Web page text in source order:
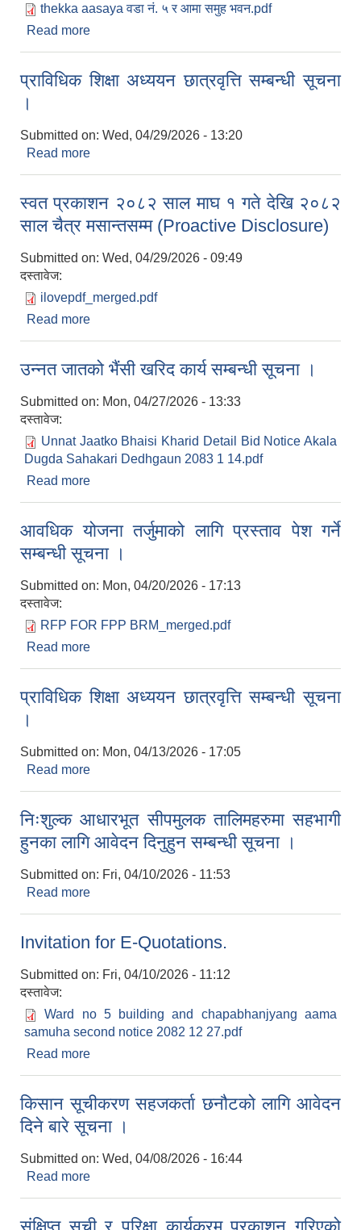
thekka aasaya वडा नं. ५ र आमा समुह भवन.pdf
Read more
प्राविधिक शिक्षा अध्ययन छात्रवृत्ति सम्बन्धी सूचना
।
Submitted on: Wed, 04/29/2026 - 13:20
Read more
स्वत प्रकाशन २०८२ साल माघ १ गते देखि २०८२
साल चैत्र मसान्तसम्म (Proactive Disclosure)
Submitted on: Wed, 04/29/2026 - 09:49
दस्तावेज:
ilovepdf_merged.pdf
Read more
उन्नत जातको भैंसी खरिद कार्य सम्बन्धी सूचना ।
Submitted on: Mon, 04/27/2026 - 13:33
दस्तावेज:
Unnat Jaatko Bhaisi Kharid Detail Bid Notice Akala
Dugda Sahakari Dedhgaun 2083 1 14.pdf
Read more
आवधिक योजना तर्जुमाको लागि प्रस्ताव पेश गर्ने
सम्बन्धी सूचना ।
Submitted on: Mon, 04/20/2026 - 17:13
दस्तावेज:
RFP FOR FPP BRM_merged.pdf
Read more
प्राविधिक शिक्षा अध्ययन छात्रवृत्ति सम्बन्धी सूचना
।
Submitted on: Mon, 04/13/2026 - 17:05
Read more
निःशुल्क आधारभूत सीपमुलक तालिमहरुमा सहभागी
हुनका लागि आवेदन दिनुहुन सम्बन्धी सूचना ।
Submitted on: Fri, 04/10/2026 - 11:53
Read more
Invitation for E-Quotations.
Submitted on: Fri, 04/10/2026 - 11:12
दस्तावेज:
Ward no 5 building and chapabhanjyang aama
samuha second notice 2082 12 27.pdf
Read more
किसान सूचीकरण सहजकर्ता छनौटको लागि आवेदन
दिने बारे सूचना ।
Submitted on: Wed, 04/08/2026 - 16:44
Read more